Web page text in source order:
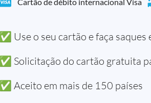
Cartão de débito internacional Visa
✅ Use o seu cartão e faça saques
✅ Solicitação do cartão gratuita
✅ Aceito em mais de 150 países